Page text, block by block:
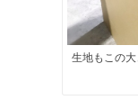
生地もこの